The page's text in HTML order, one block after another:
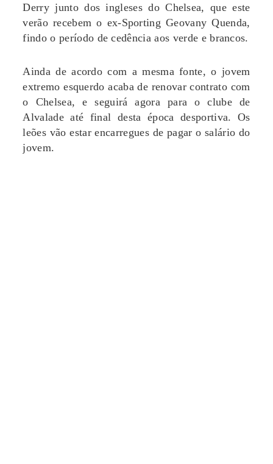
Derry junto dos ingleses do Chelsea, que este
verão recebem o ex-Sporting Geovany Quenda,
findo o período de cedência aos verde e brancos.
Ainda de acordo com a mesma fonte, o jovem
extremo esquerdo acaba de renovar contrato com
o Chelsea, e seguirá agora para o clube de
Alvalade até final desta época desportiva. Os
leões vão estar encarregues de pagar o salário do
jovem.